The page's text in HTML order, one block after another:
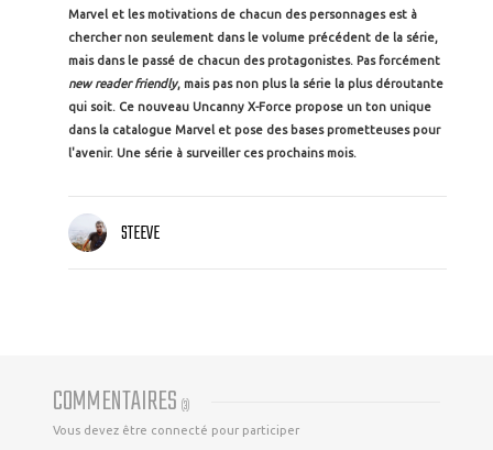
Marvel et les motivations de chacun des personnages est à
chercher non seulement dans le volume précédent de la série,
mais dans le passé de chacun des protagonistes. Pas forcément
new reader friendly, mais pas non plus la série la plus déroutante
qui soit. Ce nouveau Uncanny X-Force propose un ton unique
dans la catalogue Marvel et pose des bases prometteuses pour
l'avenir. Une série à surveiller ces prochains mois.
STEEVE
COMMENTAIRES (3)
Vous devez être connecté pour participer